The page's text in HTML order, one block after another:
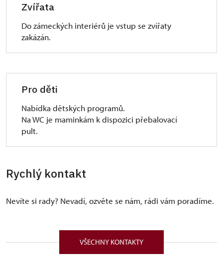
Zvířata
Do zámeckých interiérů je vstup se zvířaty
zakázán.
Pro děti
Nabídka dětských programů.
Na WC je maminkám k dispozici přebalovací
pult.
Rychlý kontakt
Nevíte si rady? Nevadí, ozvěte se nám, rádi vám poradíme.
VŠECHNY KONTAKTY